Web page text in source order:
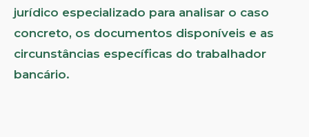
jurídico especializado para analisar o caso
concreto, os documentos disponíveis e as
circunstâncias específicas do trabalhador
bancário.